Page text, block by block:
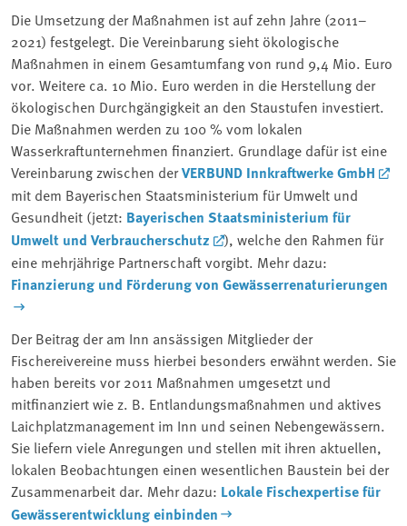
Die Umsetzung der Maßnahmen ist auf zehn Jahre (2011–
2021) festgelegt. Die Vereinbarung sieht ökologische
Maßnahmen in einem Gesamtumfang von rund 9,4 Mio. Euro
vor. Weitere ca. 10 Mio. Euro werden in die Herstellung der
ökologischen Durchgängigkeit an den Staustufen investiert.
Die Maßnahmen werden zu 100 % vom lokalen
Wasserkraftunternehmen finanziert. Grundlage dafür ist eine
Vereinbarung zwischen derVERBUND Innkraftwerke GmbH
mit dem Bayerischen Staatsministerium für Umwelt und
Gesundheit (jetzt: Bayerischen Staatsministerium für
Umwelt und Verbraucherschutz
), welche den Rahmen für
eine mehrjährige Partnerschaft vorgibt. Mehr dazu:
Finanzierung und Förderung von Gewässerrenaturierungen
Der Beitrag der am Inn ansässigen Mitglieder der
Fischereivereine muss hierbei besonders erwähnt werden. Sie
haben bereits vor 2011 Maßnahmen umgesetzt und
mitfinanziert wie z. B. Entlandungsmaßnahmen und aktives
Laichplatzmanagement im Inn und seinen Nebengewässern.
Sie liefern viele Anregungen und stellen mit ihren aktuellen,
lokalen Beobachtungen einen wesentlichen Baustein bei der
Zusammenarbeit dar. Mehr dazu: Lokale Fischexpertise für
Gewässerentwicklung einbinden